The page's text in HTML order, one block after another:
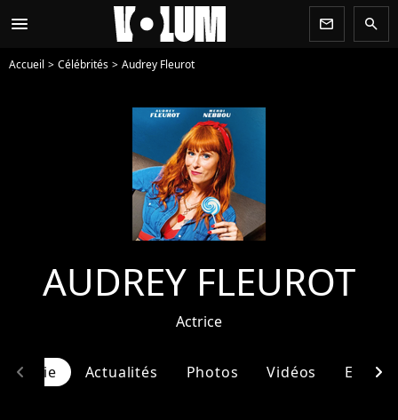
menu newsletter search
Accueil Célébrités Audrey Fleurot
AUDREY FLEUROT
Actrice
Actualités Photos Vidéos
chevron_left chevron_right